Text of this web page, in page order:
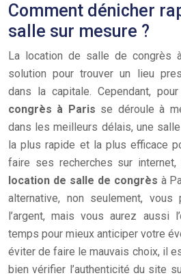
Comment dénicher
salle sur mesure ?
La location de salle de congrès
solution pour trouver un lieu
dans la capitale. Cependant,
congrès à Paris se déroule à
dans les meilleurs délais, une
la plus rapide et la plus efficace
faire ses recherches sur
location de salle de congrès à
alternative, non seulement, vous
l’argent, mais vous aurez aussi
temps pour mieux anticiper votre
éviter de faire le mauvais choix, il
bien vérifier l’authenticité du site